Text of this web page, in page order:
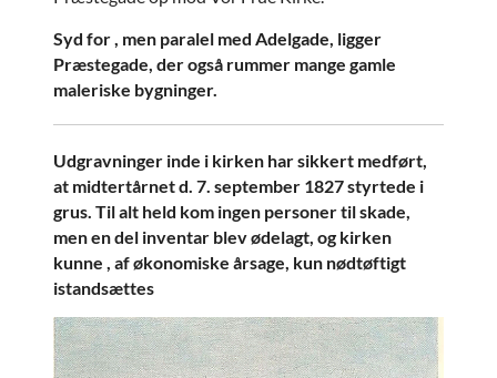
Syd for , men paralel med Adelgade, ligger
Præstegade, der også rummer mange gamle
maleriske bygninger.
Udgravninger inde i kirken har sikkert medført,
at midtertårnet d. 7. september 1827 styrtede i
grus. Til alt held kom ingen personer til skade,
men en del inventar blev ødelagt, og kirken
kunne , af økonomiske årsage, kun nødtøftigt
istandsættes